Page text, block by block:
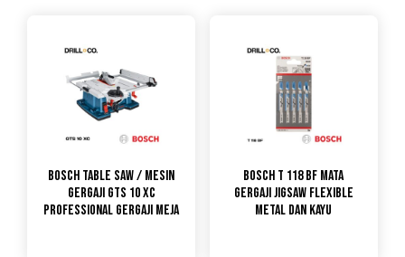
Bosch Table Saw / Mesin
Gergaji GTS 10 XC
PROFESSIONAL GERGAJI MEJA
Bosch T 118 BF Mata
Gergaji Jigsaw Flexible
Metal dan Kayu